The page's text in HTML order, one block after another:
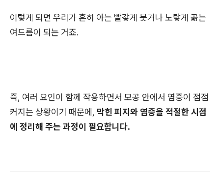
이렇게 되면 우리가 흔히 아는 빨갛게 붓거나 노랗게 곪는
여드름이 되는 거죠.
즉, 여러 요인이 함께 작용하면서 모공 안에서 염증이 점점
커지는 상황이기 때문에, 막힌 피지와 염증을 적절한 시점
에 정리해 주는 과정이 필요합니다.